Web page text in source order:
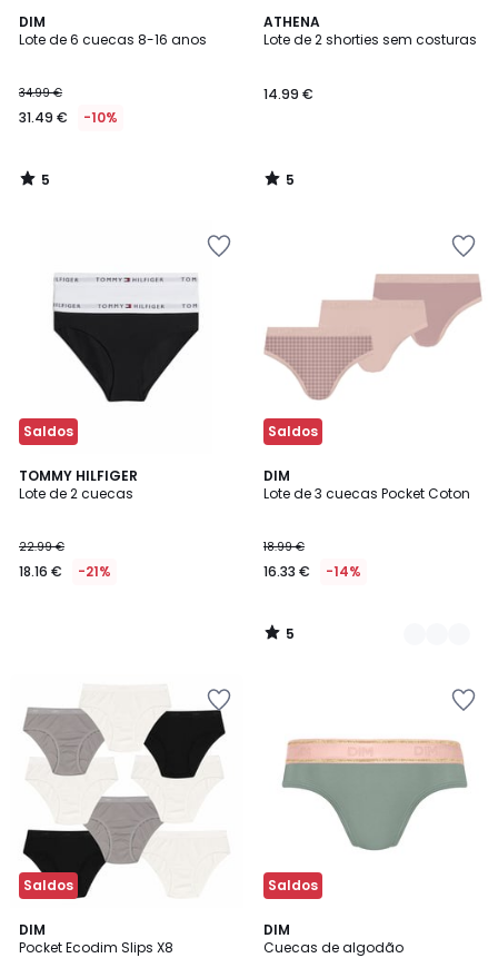
DIM
Lote de 6 cuecas 8-16 anos
34.99 €
31.49 € -10%
5
/
5
/
ATHENA
Lote de 2 shorties sem costuras
14.99 €
5
/
5
/
Saldos
TOMMY HILFIGER
Lote de 2 cuecas
22.99 €
18.16 € -21%
Saldos
DIM
Lote de 3 cuecas Pocket Coton
18.99 €
16.33 € -14%
5
/
2
Cores
5
/
Saldos
DIM
Pocket Ecodim Slips X8
Saldos
DIM
Cuecas de algodão